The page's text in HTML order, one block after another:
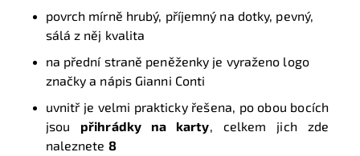
povrch mírně hrubý, příjemný na dotky, pevný,
sálá z něj kvalita
na přední straně peněženky je vyraženo logo
značky a nápis Gianni Conti
uvnitř je velmi prakticky řešena, po obou bocích
jsou přihrádky na karty , celkem jich zde
naleznete 8